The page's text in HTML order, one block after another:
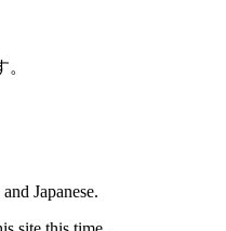
Japanese.